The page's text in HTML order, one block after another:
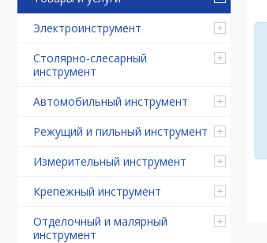
Электроинструмент
Столярно-слесарный
инструмент
Автомобильный инструмент
Режущий и пильный инструмент
Измерительный инструмент
Крепежный инструмент
Отделочный и малярный
инструмент